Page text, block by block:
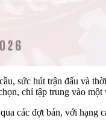
sức hút trận đấu và
chỉ tập trung vào
các đợt bán, với